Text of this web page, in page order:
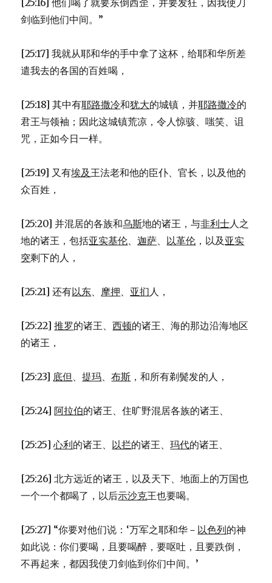
[25:16] 他们喝了就要东倒西歪，并要发狂，因我使刀
剑临到他们中间。”
[25:17] 我就从耶和华的手中拿了这杯，给耶和华所差
遣我去的各国的百姓喝，
[25:18] 其中有耶路撒冷和犹大的城镇，并耶路撒冷的
君王与领袖；因此这城镇荒凉，令人惊骇、嗤笑、诅
咒，正如今日一样。
[25:19] 又有埃及王法老和他的臣仆、官长，以及他的
众百姓，
[25:20] 并混居的各族和乌斯地的诸王，与非利士人之
地的诸王，包括亚实基伦、迦萨、 以革伦 ，以及 亚实
突剩下的人，
[25:21] 还有以东、 摩押、 亚扪人，
[25:22]推罗的诸王、西顿的诸王、海的那边沿海地区
的诸王，
[25:23] 底但 、提玛、布斯 ，和所有剃鬓发的人，
[25:24] 阿拉伯的诸王、住旷野混居各族的诸王、
[25:25]心利的诸王、 以拦的诸王、玛代的诸王、
[25:26] 北方远近的诸王，以及天下、地面上的万国也
一个一个都喝了，以后示沙克王也要喝。
[25:27] “你要对他们说：‘万军之耶和华－ 以色列的神
如此说：你们要喝，且要喝醉，要呕吐，且要跌倒，
不再起来，都因我使刀剑临到你们中间。’